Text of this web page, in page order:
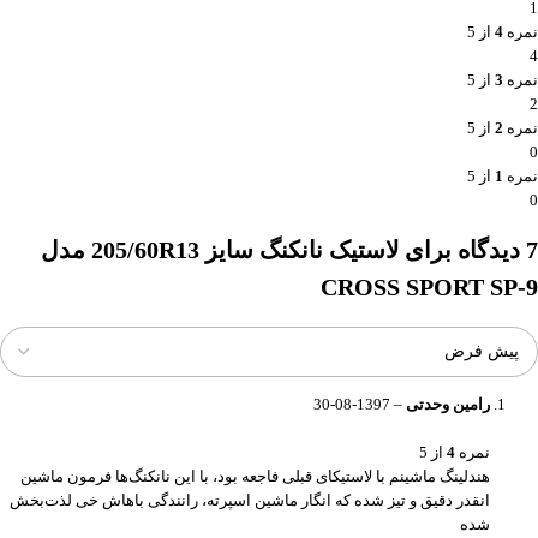
1
نمره 4 از 5
4
نمره 3 از 5
2
نمره 2 از 5
0
نمره 1 از 5
0
7 دیدگاه برای
لاستیک نانکنگ سایز 205/60R13 مدل
CROSS SPORT SP-9
رامین وحدتی –
1397-08-30
نمره 4 از 5
هندلینگ ماشینم با لاستیکای قبلی فاجعه بود، با این نانکنگ‌ها فرمون ماشین
انقدر دقیق و تیز شده که انگار ماشین اسپرته، رانندگی باهاش خی لذت‌بخش
شده